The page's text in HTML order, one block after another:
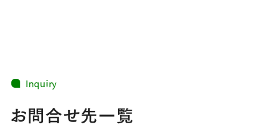
Inquiry
お問合せ先一覧